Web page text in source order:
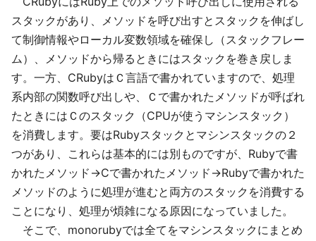
スタックがあり、メソッドを呼び出すとスタックを伸ばし
て制御情報やローカル変数領域を確保し（スタックフレー
ム）、メソッドから帰るときにはスタックを巻き戻しま
す。一方、CRubyはＣ言語で書かれていますので、処理
系内部の関数呼び出しや、Ｃで書かれたメソッドが呼ばれ
たときにはＣのスタック（CPUが使うマシンスタック）
を消費します。要はRubyスタックとマシンスタックの２
つがあり、これらは基本的には別ものですが、Rubyで書
かれたメソッド→Cで書かれたメソッド→Rubyで書かれた
メソッドのように処理が進むと両方のスタックを消費する
ことになり、処理が煩雑になる原因になっていました。
そこで、monorubyでは全てをマシンスタックにまとめ